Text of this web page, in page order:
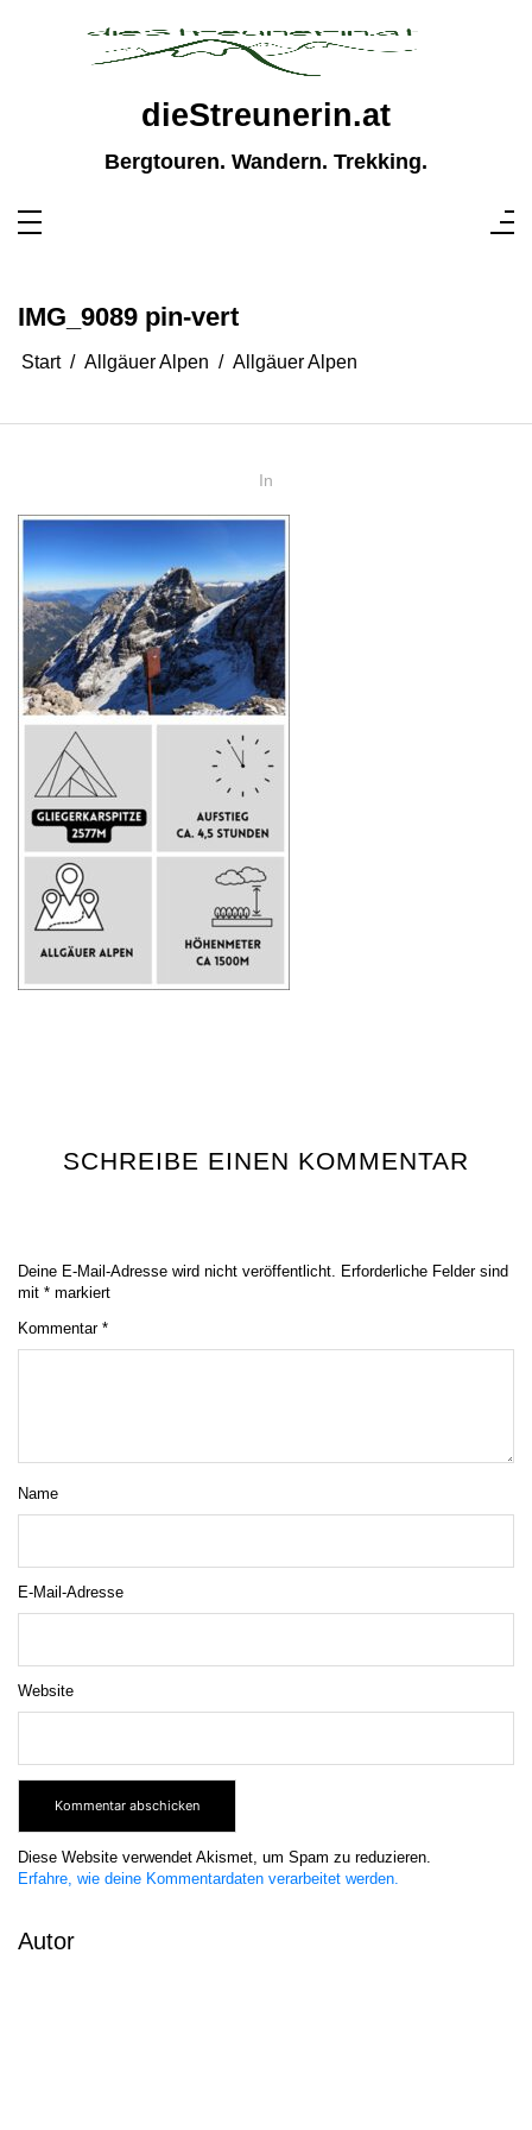
dieStreunerin.at
Bergtouren. Wandern. Trekking.
IMG_9089 pin-vert
Start Allgäuer Alpen Allgäuer Alpen
In
SCHREIBE EINEN KOMMENTAR
Deine E-Mail-Adresse wird nicht veröffentlicht. Erforderliche Felder sind
mit * markiert
Kommentar *
Name
E-Mail-Adresse
Website
Diese Website verwendet Akismet, um Spam zu reduzieren.
Erfahre, wie deine Kommentardaten verarbeitet werden.
Autor